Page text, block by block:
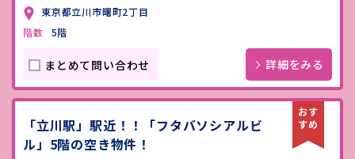
東京都立川市曙町2丁目
階数
5階
まとめて問い合わせ 詳細をみる
「立川駅」駅近！！「フタバソシアルビ
ル」5階の空き物件！